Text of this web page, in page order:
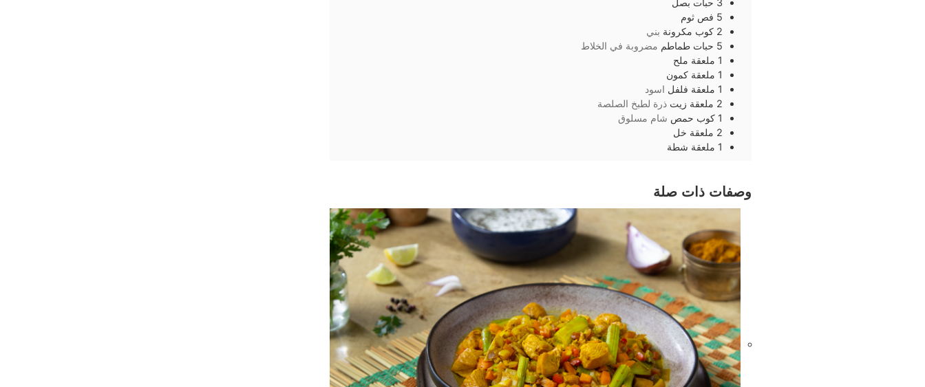
5 فص ثوم
2 كوب مكرونة بني
5 حبات طماطم مضروبة في الخلاط
1 ملعقة ملح
1 ملعقة كمون
1 ملعقة فلفل اسود
2 ملعقة زيت ذرة لطبخ الصلصة
1 كوب حمص شام مسلوق
2 ملعقة خل
1 ملعقة شطة
وصفات ذات صلة